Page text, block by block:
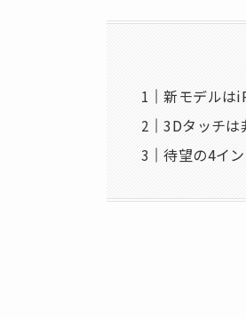
新モデルは
3Dタッチは
待望の4イ